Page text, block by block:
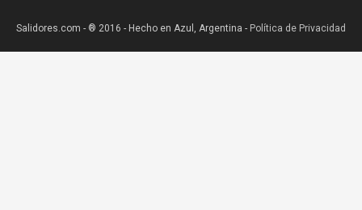
Salidores.com - ® 2016 - Hecho en Azul, Argentina - Política de Privacidad